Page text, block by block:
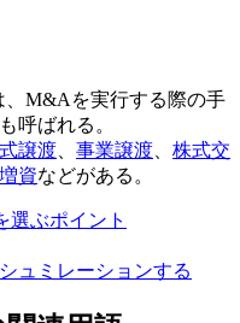
M&Aを実行する際の手
呼ばれる。
譲渡 事業譲渡
株式交
資などがある。
選ぶポイント